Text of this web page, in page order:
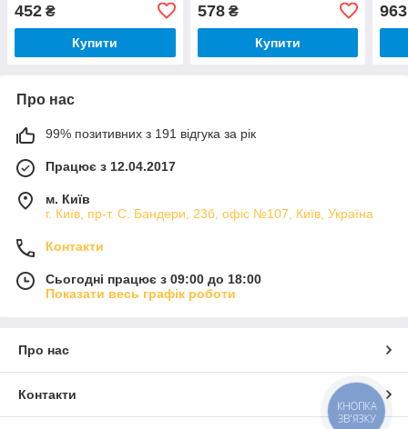
452 ₴
Купити
578₴
Купити
963
Про нас
99% позитивних з 191 відгука за рік
Працює з 12.04.2017
м. Київ
г. Київ, пр-т. С. Бандери, 23б, офіс №107, Київ, Україна
Контакти
Сьогодні працює з 09:00 до 18:00
Показати весь графік роботи
Про нас
Контакти
КНОПКА
ЗВ'ЯЗКУ